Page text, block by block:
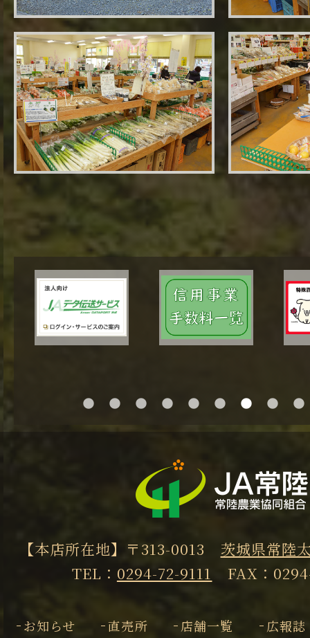
1 2 3 4 5 6 7 8 9
【本店所在地】〒313-0013 茨城県常陸
TEL： 0294-72-9111 FAX：
お知らせ 直売所 店舗一覧
広報誌